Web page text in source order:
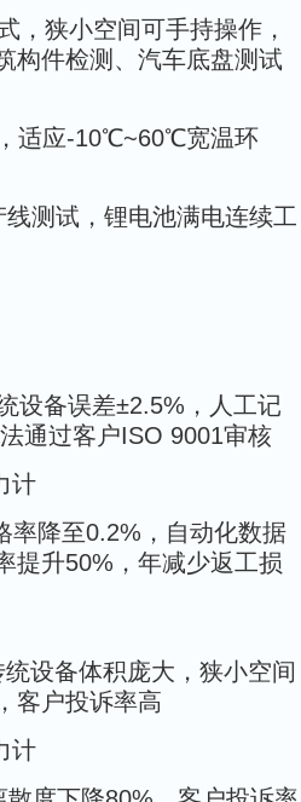
，狭小空间可手持操作，
构件检测、汽车底盘测试
适应-10℃~60℃宽温环
测试，锂电池满电连续工
设备误差±2.5%，人工记
通过客户ISO 9001审核
计
率降至0.2%，自动化数据
提升50%，年减少返工损
设备体积庞大，狭小空间
客户投诉率高
计